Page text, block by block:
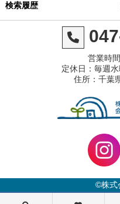
検索履歴
営業時
定休日：毎週
住所：千葉
©株式